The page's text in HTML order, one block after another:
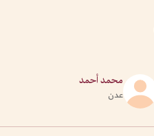
محمد أحمد
عدن